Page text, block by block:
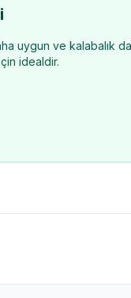
uygun ve kalabalık
idealdir.